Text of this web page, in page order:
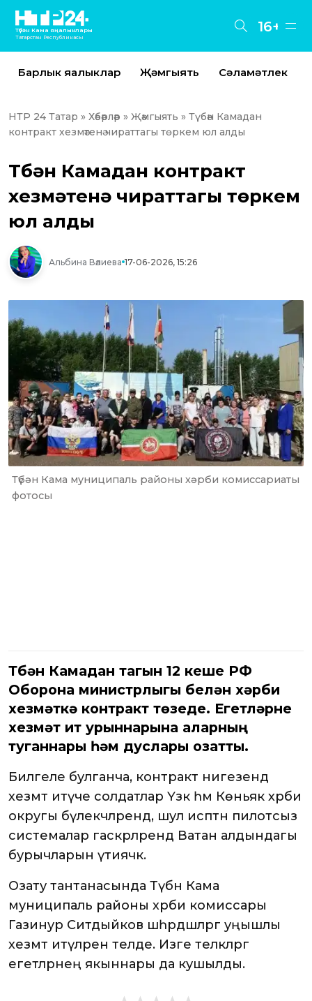
Түбән Кама яңалыклары
Татарстан Республикасы
16+
Барлык яңалыклар Җәмгыять Сәламәтлек
НТР 24 Татар » Хәбәрләр » Җәмгыять » Түбән Камадан
контракт хезмәтенә чираттагы төркем юл алды
Түбән Камадан контракт
хезмәтенә чираттагы төркем
юл алды
Альбина Вәлиева 17-06-2026, 15:26
Түбән Кама муниципаль районы хәрби комиссариаты
фотосы
Түбән Камадан тагын 12 кеше РФ
Оборона министрлыгы белән хәрби
хезмәткә контракт төзеде. Егетләрне
хезмәт итү урыннарына аларның
туганнары һәм дуслары озатты.
Билгеле булганча, контракт нигезендә
хезмәт итүче солдатлар Үзәк һәм Көньяк хәрби
округы бүлекчәләрендә, шул исәптән пилотсыз
системалар гаскәрләрендә Ватан алдындагы
бурычларын үтиячәк.
Озату тантанасында Түбән Кама
муниципаль районы хәрби комиссары
Газинур Ситдыйков шәһәрдәшләргә уңышлы
хезмәт итүләрен теләде. Изге теләкләргә
егетләрнең якыннары да кушылды.